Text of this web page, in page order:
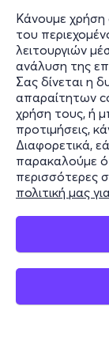
Κάνουμε χρήση
του
λειτουργιών
ανάλυση της
Σας δίνεται η
απαραίτητων
χρήση τους, ή
προτιμήσεις,
Διαφορετικά,
παρακαλούμε
περισσότερες
πολιτική μας